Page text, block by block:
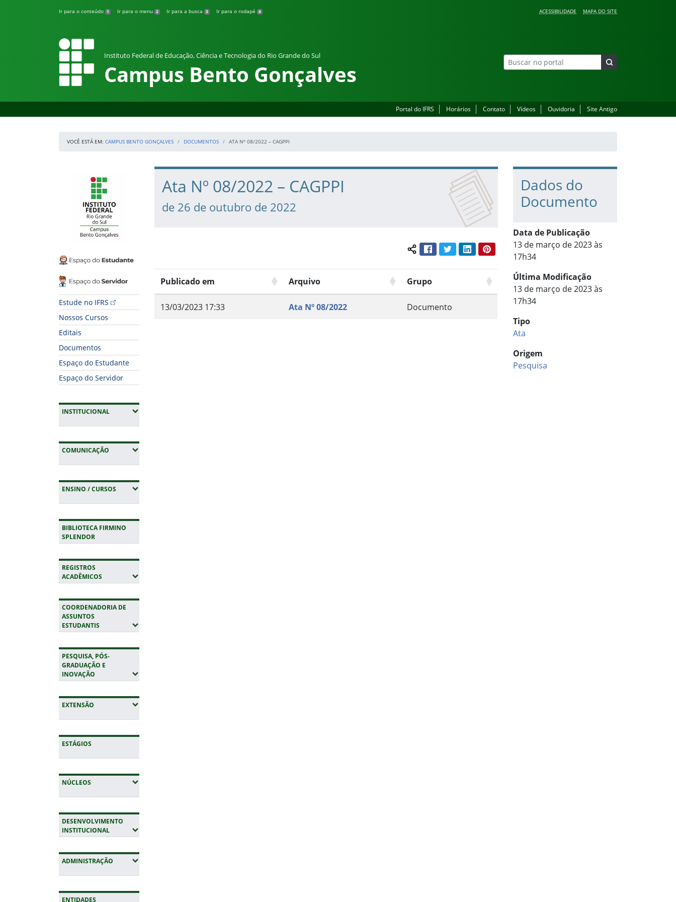
Ir para o conteúdo 1 Ir para o menu 2 Ir para a busca 3 Ir para o rodapé 4 ACESSIBILIDADE MAPA DO SITE
Instituto Federal de Educação, Ciência e Tecnologia do Rio Grande do Sul
Campus Bento Gonçalves
Portal do IFRS Horários Contato Vídeos Ouvidoria Site Antigo
VOCÊ ESTÁ EM: CAMPUS BENTO GONÇALVES DOCUMENTOS ATA Nº 08/2022 – CAGPPI
Espaço do Estudante
Espaço do Servidor
Estude no IFRS
Nossos Cursos
Editais
Documentos
Espaço do Estudante
Espaço do Servidor
INSTITUCIONAL(EXPANDIR SUBMENUS)
COMUNICAÇÃO (EXPANDIR SUBMENUS)
ENSINO / CURSOS (EXPANDIR SUBMENUS)
BIBLIOTECA FIRMINO
SPLENDOR
REGISTROS
ACADÊMICOS (EXPANDIR SUBMENUS)
COORDENADORIA DE
ASSUNTOS
ESTUDANTIS (EXPANDIR SUBMENUS)
PESQUISA, PÓS-
GRADUAÇÃO E
INOVAÇÃO (EXPANDIR SUBMENUS)
EXTENSÃO (EXPANDIR SUBMENUS)
ESTÁGIOS
NÚCLEOS (EXPANDIR SUBMENUS)
DESENVOLVIMENTO
INSTITUCIONAL(EXPANDIR SUBMENUS)
ADMINISTRAÇÃO (EXPANDIR SUBMENUS)
ENTIDADES
Início do conteúdo
Ata Nº 08/2022 – CAGPPI
de 26 de outubro de 2022
Compartilhar conteúdo:
FacebookTwitterLinkedInPinterest
Publicado em Arquivo Grupo
13/03/2023 17:33 Ata Nº 08/2022 Documento
Dados do
Documento
Data de Publicação
13 de março de 2023 às
17h34
Última Modificação
13 de março de 2023 às
17h34
Tipo
Ata
Origem
Pesquisa